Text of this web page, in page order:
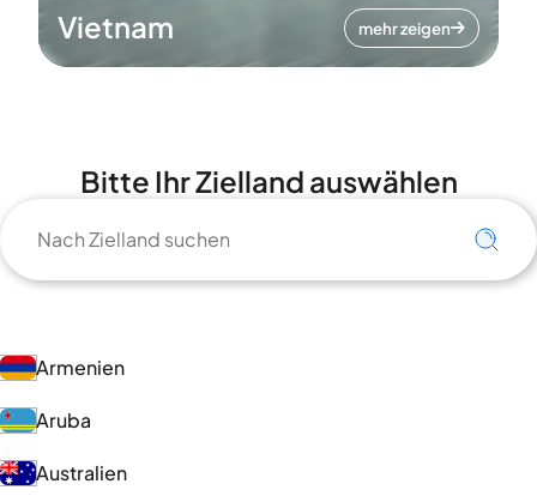
Vietnam mehr zeigen
Bitte Ihr Zielland auswählen
Armenien
Aruba
Australien